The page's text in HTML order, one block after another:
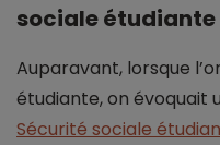
sociale étudiante
Auparavant, lorsque
étudiante, on évoquait
Sécurité sociale